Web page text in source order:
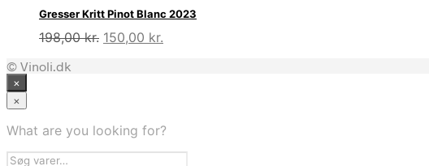
Gresser Kritt Pinot Blanc 2023
198,00kr. Den
150,00 kr.
© Vinoli.dk
×
×
What are you looking for?